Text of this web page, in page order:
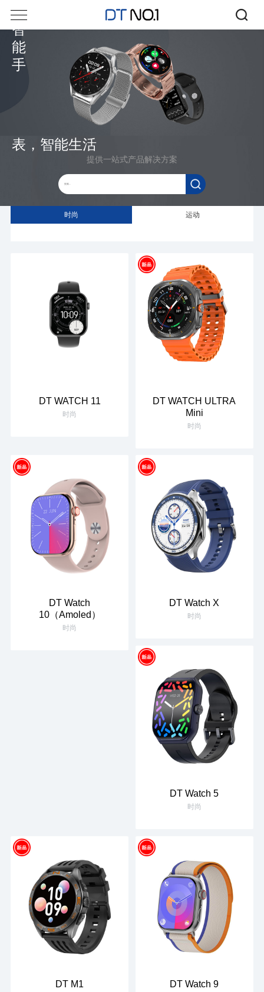
智
能
手
表，智能生活
提供一站式产品解决方案
时尚 运动
DT WATCH 11
时尚
DT WATCH ULTRA
Mini
时尚
DT Watch
10（Amoled）
时尚
DT Watch X
时尚
DT Watch 5
时尚
DT M1 DT Watch 9